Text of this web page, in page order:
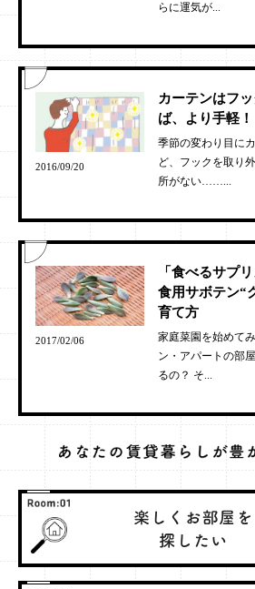
らに運気が...
2016/09/20
カーテンはフ
ば、より手軽！
季節の変わり目に
ど、フックを取り
所がない……...
2017/02/06
「食べるサプ
食用サボテン“
育て方
家庭菜園を始めて
ン・アパートの部
るの？ そ...